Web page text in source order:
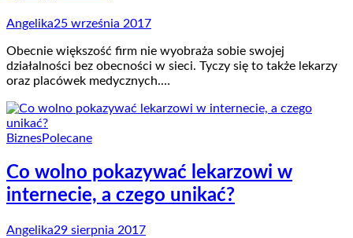
Angelika25 września 2017
Obecnie większość firm nie wyobraża sobie swojej
działalności bez obecności w sieci. Tyczy się to także lekarzy
oraz placówek medycznych.…
BiznesPolecane
Co wolno pokazywać lekarzowi w
internecie, a czego unikać?
Angelika29 sierpnia 2017